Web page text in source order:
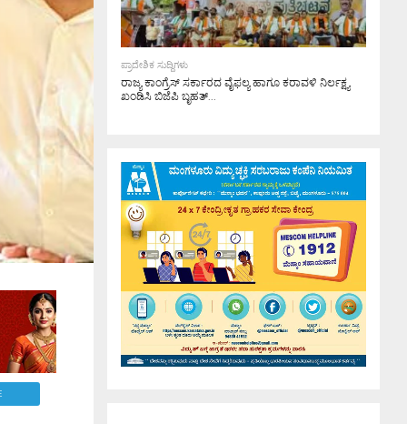
ಪ್ರಾದೇಶಿಕ ಸುದ್ದಿಗಳು
ರಾಜ್ಯ ಕಾಂಗ್ರೆಸ್ ಸರ್ಕಾರದ ವೈಫಲ್ಯ ಹಾಗೂ ಕರಾವಳಿ ನಿರ್ಲಕ್ಷ್ಯ
ಖಂಡಿಸಿ ಬಿಜೆಪಿ ಬೃಹತ್...